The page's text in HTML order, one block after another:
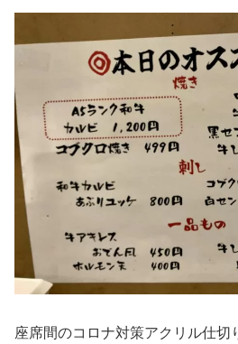
座席間のコロナ対策アクリル仕切